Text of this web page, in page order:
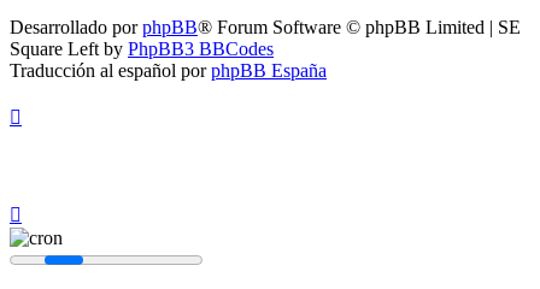
Desarrollado porphpBB® Forum Software © phpBB Limited | SE
Square Left by PhpBB3 BBCodes
Traducción al español porphpBB España